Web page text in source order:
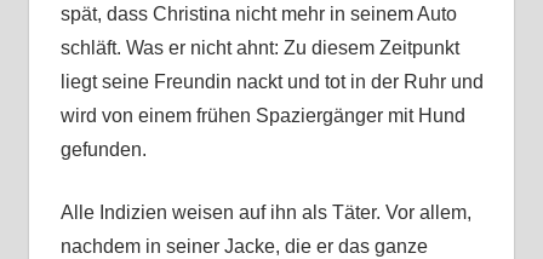
spät, dass Christina nicht mehr in seinem Auto
schläft. Was er nicht ahnt: Zu diesem Zeitpunkt
liegt seine Freundin nackt und tot in der Ruhr und
wird von einem frühen Spaziergänger mit Hund
gefunden.
Alle Indizien weisen auf ihn als Täter. Vor allem,
nachdem in seiner Jacke, die er das ganze